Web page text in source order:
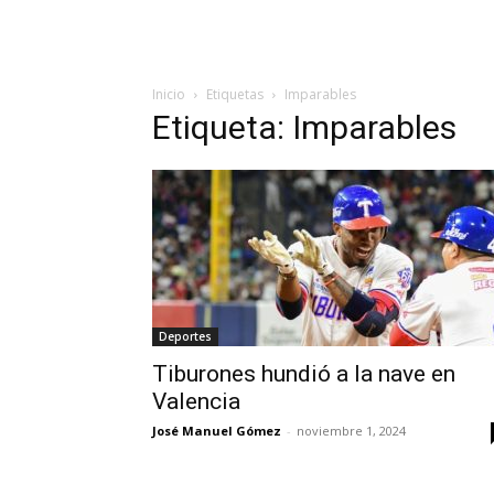
Inicio Etiquetas Imparables
Etiqueta: Imparables
Deportes
Tiburones hundió a la nave en
Valencia
José Manuel Gómez - noviembre 1, 2024